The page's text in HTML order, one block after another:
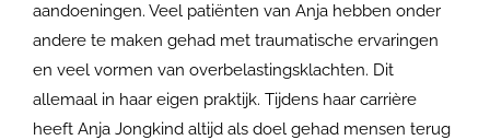
aandoeningen. Veel patiënten van Anja hebben onder
andere te maken gehad met traumatische ervaringen
en veel vormen van overbelastingsklachten. Dit
allemaal in haar eigen praktijk. Tijdens haar carrière
heeft Anja Jongkind altijd als doel gehad mensen terug